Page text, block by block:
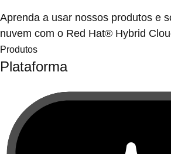
Aprenda a usar nossos produtos e
nuvem com o Red Hat® Hybrid
Produtos
Plataforma